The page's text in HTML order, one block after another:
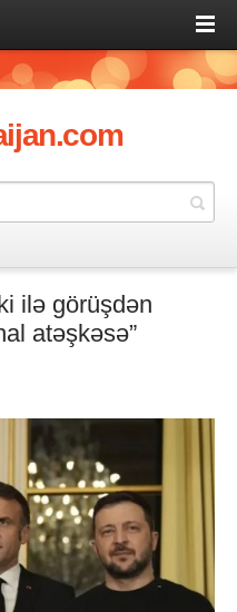
ilə görüşdən
atəşkəsə”